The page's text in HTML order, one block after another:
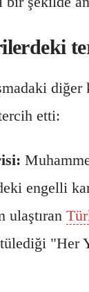
diğer
etti:
engelli
ulaştıran
"Her